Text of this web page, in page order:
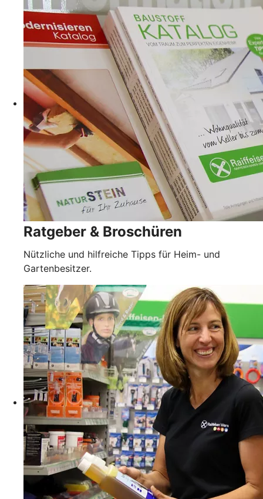
Ratgeber & Broschüren
Nützliche und hilfreiche Tipps für Heim- und
Gartenbesitzer.